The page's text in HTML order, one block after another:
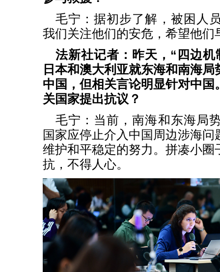
毛宁：据初步了解，被困人
我们关注他们的安危，希望他们
法新社记者：昨天，“四边
日本和澳大利亚就东海和南海
中国，但相关言论明显针对中国
关国家提出抗议？
毛宁：当前，南海和东海局
国家应停止介入中国周边涉海
维护和平稳定的努力。拼凑小圈
抗，不得人心。